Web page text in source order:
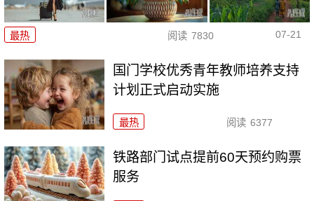
最热 阅读 7830 07-21
国门学校优秀青年教师培养支持
计划正式启动实施
最热 阅读 6377
铁路部门试点提前60天预约购票
服务